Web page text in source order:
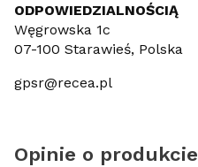
ODPOWIEDZIALNOŚCIĄ
Węgrowska 1c
07-100 Starawieś, Polska
gpsr@recea.pl
Opinie o produkcie